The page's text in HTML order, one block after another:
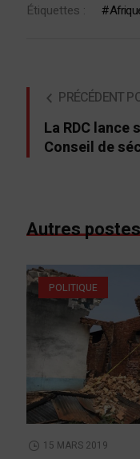
Étiquettes :
PRÉCÉDENT
La RDC lance
Conseil de
Autres postes
POLITIQUE
15 MARS 2019